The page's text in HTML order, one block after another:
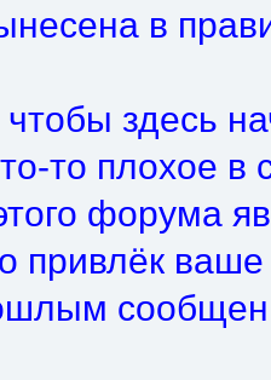
в
чтобы здесь
то плохое в
форума
привлёк